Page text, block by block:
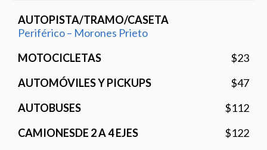
Periférico – Morones Prieto
$23
$47
$112
$122